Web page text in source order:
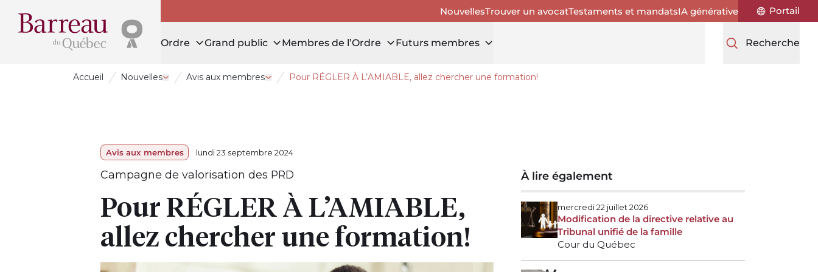
NouvellesTrouver un avocatTestaments et mandatsIA générative Portail
Ordre Grand public Membres de l’Ordre Futurs membres Recherche
Accueil Nouvelles Ouvrir le tiroir Nouvelles
Avis aux membres Ouvrir le tiroir Avis aux membres
Pour RÉGLER À L’AMIABLE, allez chercher une formation!
Avis aux membres lundi 23 septembre 2024
Campagne de valorisation des PRD
Pour RÉGLER À L’AMIABLE,
allez chercher une formation!
À lire également
mercredi 22 juillet 2026
Modification de la directive relative au
Tribunal unifié de la famille
Cour du Québec